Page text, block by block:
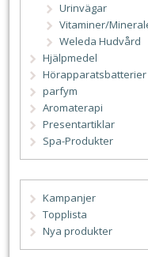
Urinvägar
Vitaminer/
Weleda Hudvård
Hjälpmedel
Hörapparatsbatterier
parfym
Aromaterapi
Presentartiklar
Spa-Produkter
Kampanjer
Topplista
Nya produkter